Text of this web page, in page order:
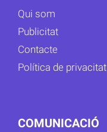
Qui som
Publicitat
Contacte
Política de privacitat
COMUNICACIÓ